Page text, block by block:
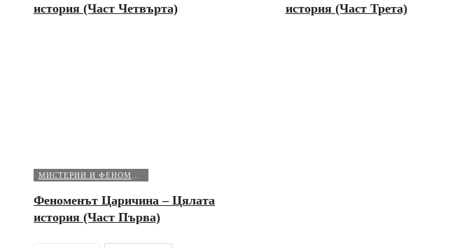
история (Част Четвърта)
история (Част Трета)
Феноменът Царичина – Цялата
история (Част Първа)